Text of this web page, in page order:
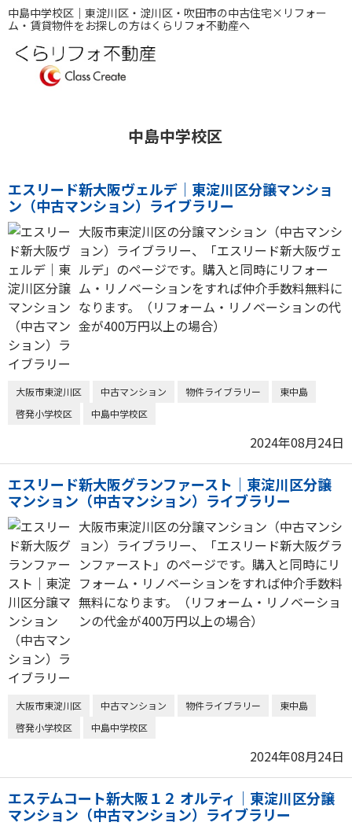
中島中学校区｜東淀川区・淀川区・吹田市の中古住宅×リフォー
ム・賃貸物件をお探しの方はくらリフォ不動産へ
中島中学校区
エスリード新大阪ヴェルデ｜東淀川区分譲マンショ
ン（中古マンション）ライブラリー
大阪市東淀川区の分譲マンション（中古マンシ
ョン）ライブラリー、「エスリード新大阪ヴェ
ルデ」のページです。購入と同時にリフォー
ム・リノベーションをすれば仲介手数料無料に
なります。（リフォーム・リノベーションの代
金が400万円以上の場合）
大阪市東淀川区 中古マンション 物件ライブラリー
東中島
啓発小学校区
中島中学校区
2024年08月24日
エスリード新大阪グランファースト｜東淀川区分譲
マンション（中古マンション）ライブラリー
大阪市東淀川区の分譲マンション（中古マンシ
ョン）ライブラリー、「エスリード新大阪グラ
ンファースト」のページです。購入と同時にリ
フォーム・リノベーションをすれば仲介手数料
無料になります。（リフォーム・リノベーショ
ンの代金が400万円以上の場合）
大阪市東淀川区 中古マンション 物件ライブラリー
東中島
啓発小学校区
中島中学校区
2024年08月24日
エステムコート新大阪１２ オルティ｜東淀川区分譲
マンション（中古マンション）ライブラリー